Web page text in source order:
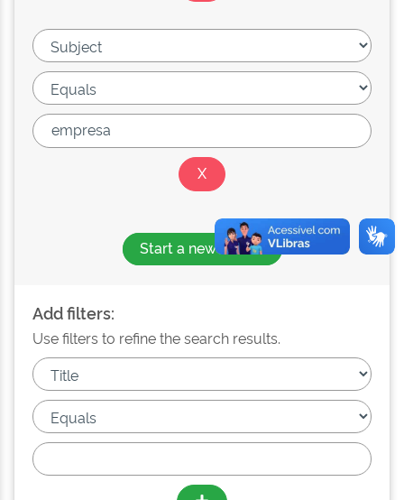
Start a new search
Add filters:
Use filters to refine the search results.